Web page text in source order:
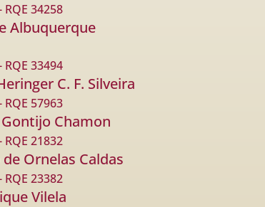
RQE 34258
Albuquerque
RQE 33494
C. F. Silveira
RQE 57963
Chamon
RQE 21832
Ornelas Caldas
RQE 23382
Vilela